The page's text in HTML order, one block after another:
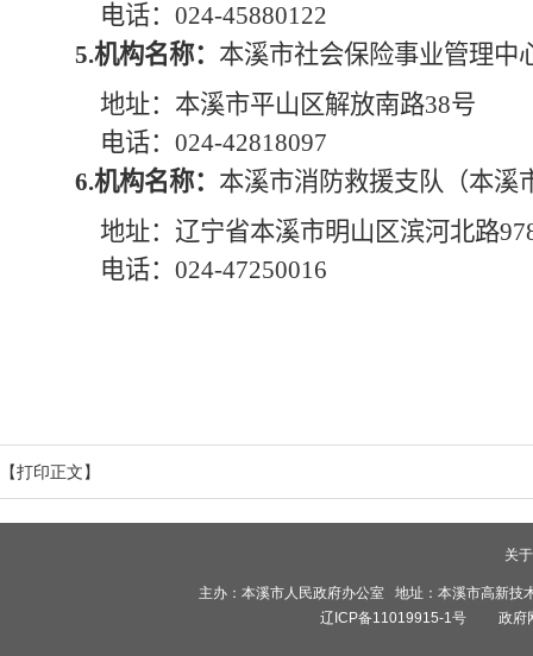
电话：024-45880122
5.机构名称： 本溪市社会保险事业管理中
地址：本溪市平山区解放南路38号
电话：024-42818097
6.机构名称： 本溪市消防救援支队（本溪
地址：辽宁省本溪市明山区滨河北路
电话：024-47250016
【打印正文】
关
主办：本溪市人民政府办公室 地址：本溪市高新
辽ICP备11019915-1号 政府